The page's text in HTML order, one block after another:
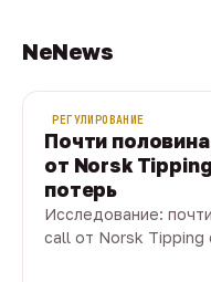
NeNews
РЕГУЛИРОВАНИЕ
Почти
от Norsk
потерь
Исследование:
call от Norsk Tipping